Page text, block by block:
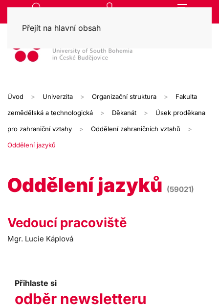
Přejít na hlavní obsah
Úvod Univerzita Organizační struktura Fakulta
zemědělská a technologická Děkanát Úsek proděkana
pro zahraniční vztahy Oddělení zahraničních vztahů
Oddělení jazyků
Oddělení jazyků (59021)
Vedoucí pracoviště
Mgr. Lucie Káplová
Přihlaste si
odběr newsletteru